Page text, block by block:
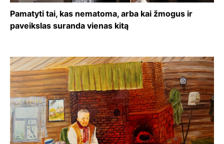
Pamatyti tai, kas nematoma, arba kai žmogus ir
paveikslas suranda vienas kitą